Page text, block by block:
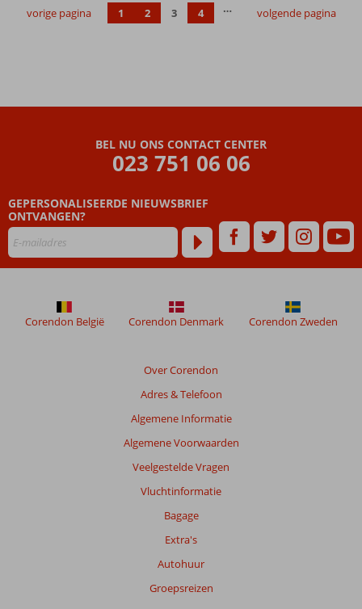
Een
vorige pagina 1 2 3 4 … volgende pagina
BEL NU ONS CONTACT CENTER
023 751 06 06
GEPERSONALISEERDE NIEUWSBRIEF
ONTVANGEN?
Over Corendon
Adres & Telefoon
Algemene Informatie
Algemene Voorwaarden
Veelgestelde Vragen
Vluchtinformatie
Bagage
Extra's
Autohuur
Groepsreizen
Corendon België Corendon Denmark Corendon Zweden